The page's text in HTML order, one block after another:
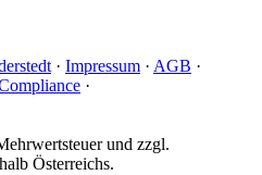
· Impressum · AGB ·
·
und zzgl.
Österreichs.